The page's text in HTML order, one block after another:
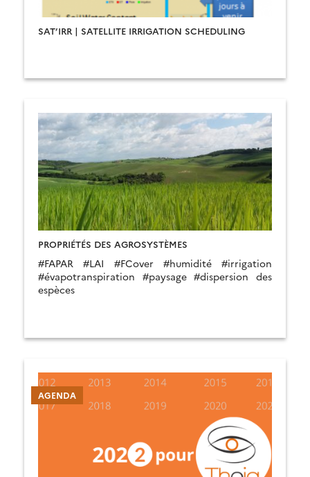
SAT’IRR | SATELLITE IRRIGATION SCHEDULING
PROPRIÉTÉS DES AGROSYSTÈMES
#FAPAR #LAI #FCover #humidité #irrigation
#évapotranspiration #paysage #dispersion des
espèces
AGENDA